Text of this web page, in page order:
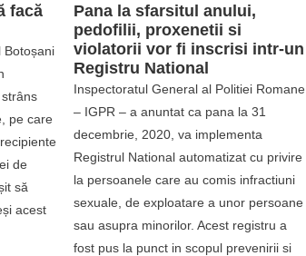
facă
Botoșani
pe care
de
să
acest
Pana la sfarsitul anului,
pedofilii, proxenetii si
violatorii vor fi inscrisi intr-un
Registru National
Inspectoratul General al Politiei Romane
– IGPR – a anuntat ca pana la 31
decembrie, 2020, va implementa
Registrul National automatizat cu privire
la persoanele care au comis infractiuni
sexuale, de exploatare a unor persoane
sau asupra minorilor. Acest registru a
fost pus la punct in scopul prevenirii si